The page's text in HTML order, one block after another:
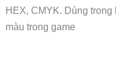
HEX, CMYK. Dùng
màu trong game